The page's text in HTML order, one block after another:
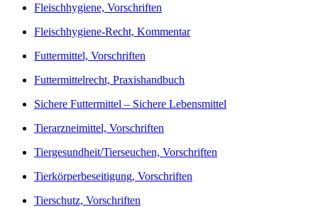
Fleischhygiene, Vorschriften
Fleischhygiene-Recht, Kommentar
Futtermittel, Vorschriften
Futtermittelrecht, Praxishandbuch
Sichere Futtermittel – Sichere Lebensmittel
Tierarzneimittel, Vorschriften
Tiergesundheit/Tierseuchen, Vorschriften
Tierkörperbeseitigung, Vorschriften
Tierschutz, Vorschriften